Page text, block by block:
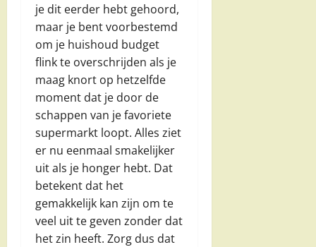
je dit eerder hebt gehoord,
maar je bent voorbestemd
om je huishoud budget
flink te overschrijden als je
maag knort op hetzelfde
moment dat je door de
schappen van je favoriete
supermarkt loopt. Alles ziet
er nu eenmaal smakelijker
uit als je honger hebt. Dat
betekent dat het
gemakkelijk kan zijn om te
veel uit te geven zonder dat
het zin heeft. Zorg dus dat